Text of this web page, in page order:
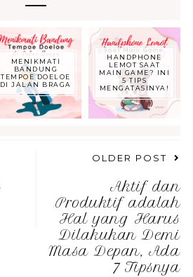
MENIKMATI
BANDUNG
TEMPOE DOELOE
DI JALAN BRAGA
HANDPHONE
LEMOT SAAT
MAIN GAME? INI
5 TIPS
MENGATASINYA!
OLDER POST
Aktif dan
Produktif adalah
Hal yang Harus
Dilakukan Demi
Masa Depan, Ada
7 Tipsnya